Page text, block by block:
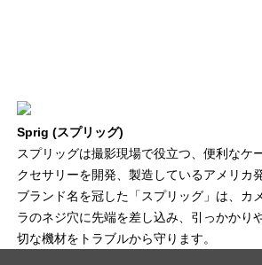
Sprig (スプリッグ)
スプリッグは撮影現場で役立つ、便利なケ
クセサリーを開発、製造しているアメリカ
ブランド名を冠した「スプリッグ」は、カ
ラのネジ穴に先端を差し込み、引っかかり
切な機材をトラブルから守ります。